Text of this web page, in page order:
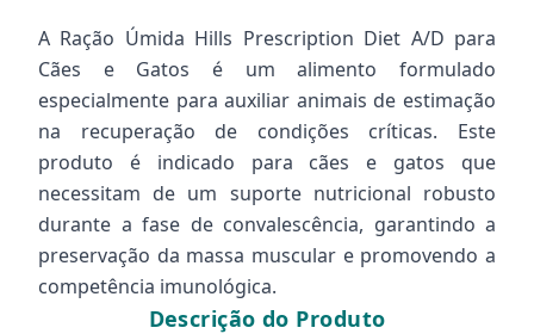
A Ração Úmida Hills Prescription Diet A/D para
Cães e Gatos é um alimento formulado
especialmente para auxiliar animais de estimação
na recuperação de condições críticas. Este
produto é indicado para cães e gatos que
necessitam de um suporte nutricional robusto
durante a fase de convalescência, garantindo a
preservação da massa muscular e promovendo a
competência imunológica.
Descrição do Produto